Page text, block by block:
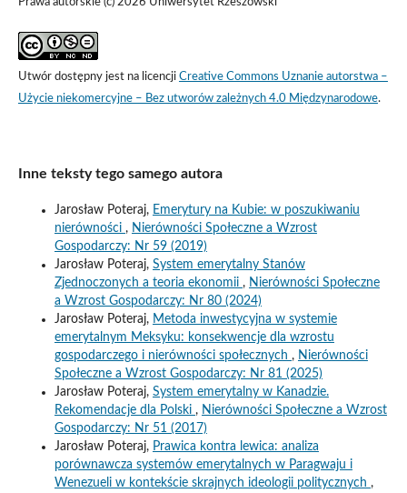
Utwór dostępny jest na licencji Creative Commons Uznanie autorstwa –
Użycie niekomercyjne – Bez utworów zależnych 4.0 Międzynarodowe.
Inne teksty tego samego autora
Jarosław Poteraj, Emerytury na Kubie: w poszukiwaniu
nierówności , Nierówności Społeczne a Wzrost
Gospodarczy: Nr 59 (2019)
Jarosław Poteraj, System emerytalny Stanów
Zjednoczonych a teoria ekonomii , Nierówności Społeczne
a Wzrost Gospodarczy: Nr 80 (2024)
Jarosław Poteraj, Metoda inwestycyjna w systemie
emerytalnym Meksyku: konsekwencje dla wzrostu
gospodarczego i nierówności społecznych , Nierówności
Społeczne a Wzrost Gospodarczy: Nr 81 (2025)
Jarosław Poteraj, System emerytalny w Kanadzie.
Rekomendacje dla Polski , Nierówności Społeczne a Wzrost
Gospodarczy: Nr 51 (2017)
Jarosław Poteraj, Prawica kontra lewica: analiza
porównawcza systemów emerytalnych w Paragwaju i
Wenezueli w kontekście skrajnych ideologii politycznych ,